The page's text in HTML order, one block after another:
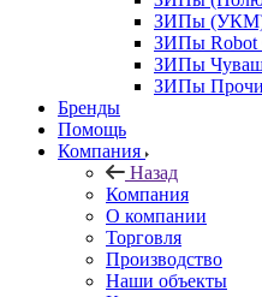
ЗИПы
ЗИПы Robot
ЗИПы
ЗИПы
Бренды
Помощь
Компания
Назад
Компания
О компании
Торговля
Производство
Наши объекты